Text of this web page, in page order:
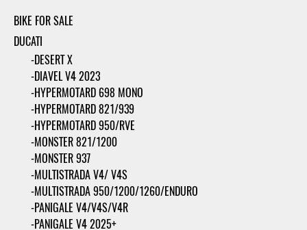
BIKE FOR SALE
DUCATI
-DESERT X
-DIAVEL V4 2023
-HYPERMOTARD 698 MONO
-HYPERMOTARD 821/939
-HYPERMOTARD 950/RVE
-MONSTER 821/1200
-MONSTER 937
-MULTISTRADA V4/ V4S
-MULTISTRADA 950/1200/1260/ENDURO
-PANIGALE V4/V4S/V4R
-PANIGALE V4 2025+